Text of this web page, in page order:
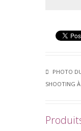
PHOTO
SHOOTING À